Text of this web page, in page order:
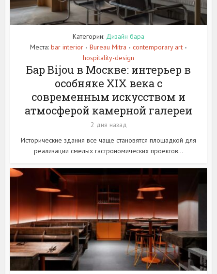
Категории: Дизайн бара
Места: bar interior • Bureau Mitra • contemporary art •
hospitality-design
Бар Bijou в Москве: интерьер в
особняке XIX века с
современным искусством и
атмосферой камерной галереи
2 дня назад
Исторические здания все чаще становятся площадкой для
реализации смелых гастрономических проектов...